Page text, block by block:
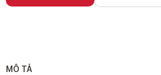
MÔ TẢ